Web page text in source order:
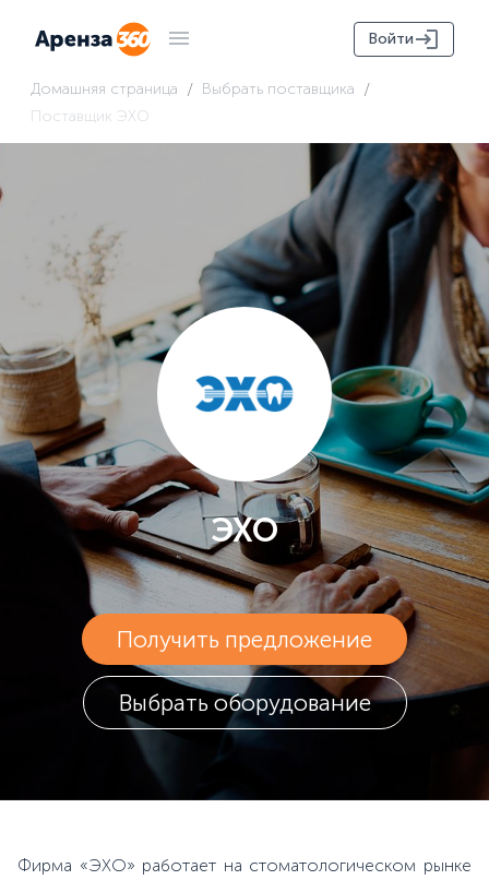
Войти
Домашняя страница / Выбрать поставщика /
Поставщик ЭХО
ЭХО
Получить предложение
Выбрать оборудование
Фирма «ЭХО» работает на стоматологическом рынке